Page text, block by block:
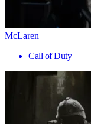
McLaren
Call of Duty